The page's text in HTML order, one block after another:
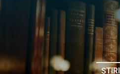
Despre ȘTIRI